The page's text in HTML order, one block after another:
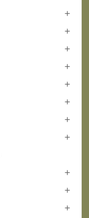










